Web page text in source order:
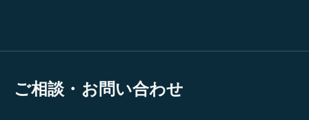
ご相談・お問い合わせ